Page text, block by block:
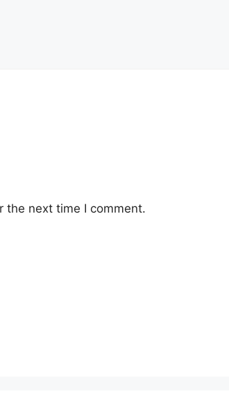
the next time I comment.